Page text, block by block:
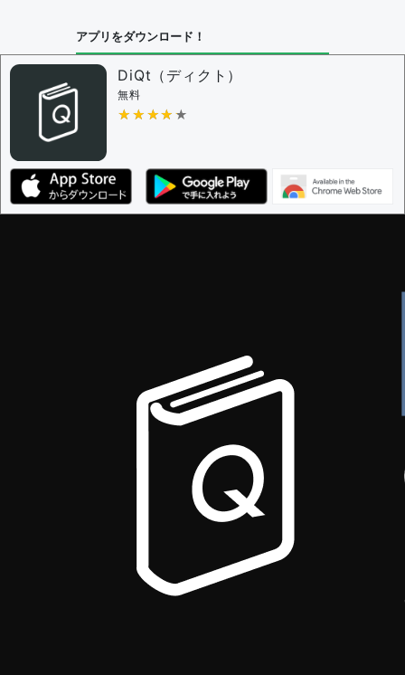
アプリをダウンロード！
DiQt（ディクト）
無料
★★★★★
★★★★★